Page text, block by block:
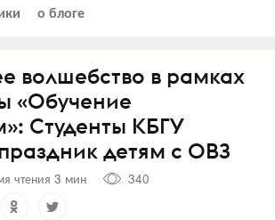
о блоге
волшебство в рамках
«Обучение
Студенты КБГУ
детям с ОВЗ
чтения 3 мин
340